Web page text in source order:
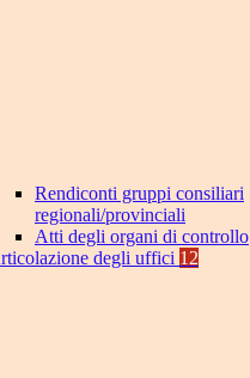
Rendiconti gruppi consiliari
regionali/provinciali
Atti degli organi di controllo
degli uffici 12